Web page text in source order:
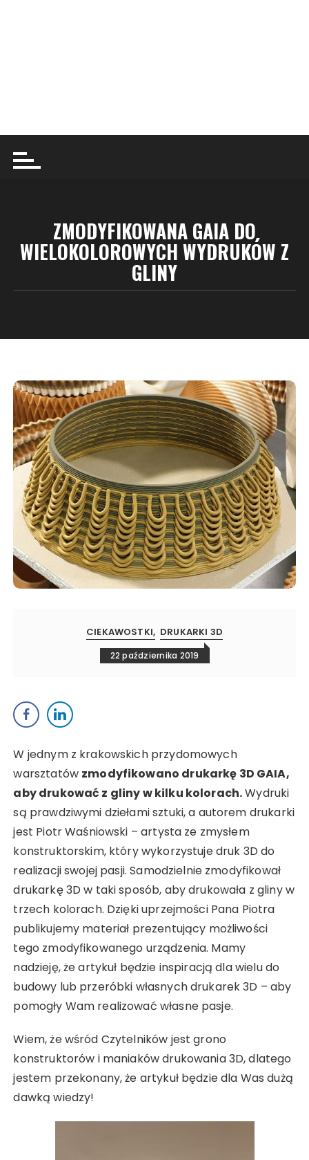
ZMODYFIKOWANA GAIA DO
WIELOKOLOROWYCH WYDRUKÓW Z
GLINY
CIEKAWOSTKI DRUKARKI 3D
22 października 2019
W jednym z krakowskich przydomowych
warsztatów zmodyfikowano drukarkę 3D GAIA,
aby drukować z gliny w kilku kolorach.Wydruki
są prawdziwymi dziełami sztuki, a autorem drukarki
jest Piotr Waśniowski – artysta ze zmysłem
konstruktorskim, który wykorzystuje druk 3D do
realizacji swojej pasji. Samodzielnie zmodyfikował
drukarkę 3D w taki sposób, aby drukowała z gliny w
trzech kolorach. Dzięki uprzejmości Pana Piotra
publikujemy materiał prezentujący możliwości
tego zmodyfikowanego urządzenia. Mamy
nadzieję, że artykuł będzie inspiracją dla wielu do
budowy lub przeróbki własnych drukarek 3D – aby
pomogły Wam realizować własne pasje.
Wiem, że wśród Czytelników jest grono
konstruktorów i maniaków drukowania 3D, dlatego
jestem przekonany, że artykuł będzie dla Was dużą
dawką wiedzy!